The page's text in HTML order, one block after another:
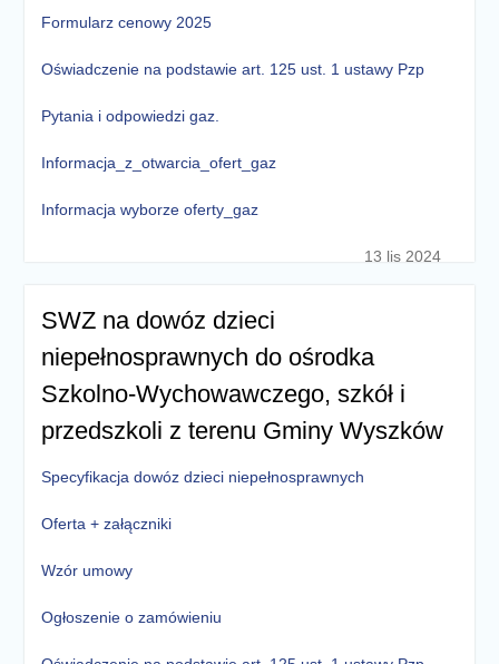
Formularz cenowy 2025
Oświadczenie na podstawie art. 125 ust. 1 ustawy Pzp
Pytania i odpowiedzi gaz.
Informacja_z_otwarcia_ofert_gaz
Informacja wyborze oferty_gaz
13 lis 2024
SWZ na dowóz dzieci
niepełnosprawnych do ośrodka
Szkolno-Wychowawczego, szkół i
przedszkoli z terenu Gminy Wyszków
Specyfikacja dowóz dzieci niepełnosprawnych
Oferta + załączniki
Wzór umowy
Ogłoszenie o zamówieniu